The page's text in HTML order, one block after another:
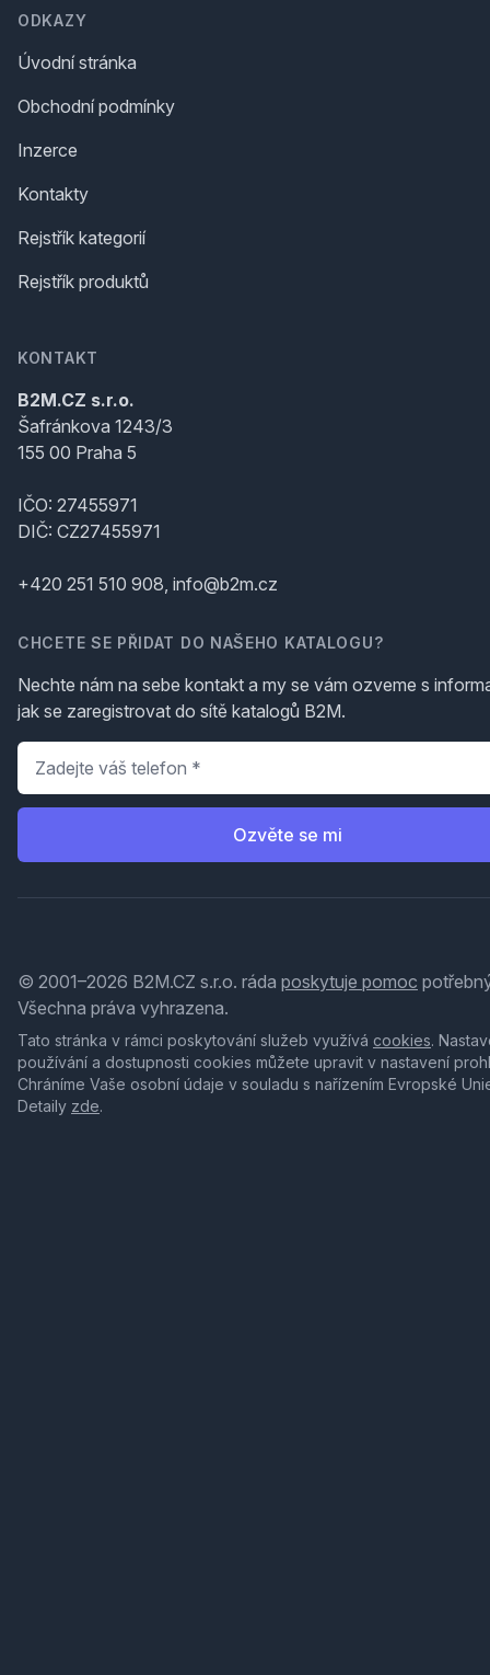
ODKAZY
Úvodní stránka
Obchodní podmínky
Inzerce
Kontakty
Rejstřík kategorií
Rejstřík produktů
KONTAKT
B2M.CZ s.r.o.
Šafránkova 1243/3
155 00 Praha 5
IČO: 27455971
DIČ: CZ27455971
+420 251 510 908, info@b2m.cz
CHCETE SE PŘIDAT DO NAŠEHO KATALOGU?
Nechte nám na sebe kontakt a my se vám ozveme s
jak se zaregistrovat do sítě katalogů B2M.
Telefon
Ozvěte se mi
© 2001–2026 B2M.CZ s.r.o. ráda poskytuje pomoc
Všechna práva vyhrazena.
Tato stránka v rámci poskytování služeb využívá cookies.
používání a dostupnosti cookies můžete upravit v nastavení
Chráníme Vaše osobní údaje v souladu s nařízením Evropské
Detaily zde.